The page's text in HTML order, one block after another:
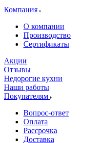
Компания
О компании
Производство
Сертификаты
Акции
Отзывы
Недорогие кухни
Наши работы
Покупателям
Вопрос-ответ
Оплата
Рассрочка
Доставка